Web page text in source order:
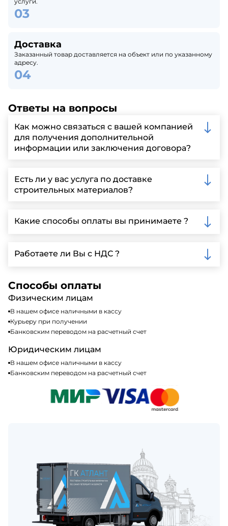
Доставка
Заказанный товар доставляется на объект или по указанному
адресу.
Ответы на вопросы
Как можно связаться с вашей компанией
для получения дополнительной
информации или заключения договора?
запрос через нашу официальную почту или
заполнить форму на нашем сайте для более
детальной информации и организации встречи.
Есть ли у вас услуга по доставке
строительных материалов?
Ленинградской области, у нас собственный
автопарк, для обеспечения быстрой и надежной
Какие способы оплаты вы принимаете ?
включая наличные, банковские переводы,
кредитные карты. Подробную информацию о
Работаете ли Вы с НДС ?
налогообложения, т.е с НДС 20%
Способы оплаты
Физическим лицам
В нашем офисе наличными в кассу
Курьеру при получении
Банковским переводом на расчетный счет
Юридическим лицам
В нашем офисе наличными в кассу
Банковским переводом на расчетный счет